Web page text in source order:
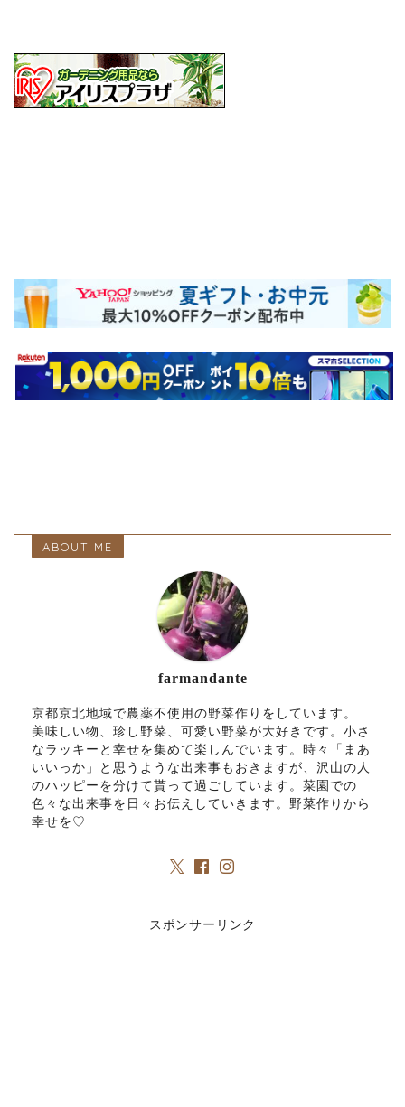
ABOUT ME
farmandante
京都京北地域で農薬不使用の野菜作りをしています。
美味しい物、珍し野菜、可愛い野菜が大好きです。小さ
なラッキーと幸せを集めて楽しんでいます。時々「まあ
いいっか」と思うような出来事もおきますが、沢山の人
のハッピーを分けて貰って過ごしています。菜園での
色々な出来事を日々お伝えしていきます。野菜作りから
幸せを♡
スポンサーリンク